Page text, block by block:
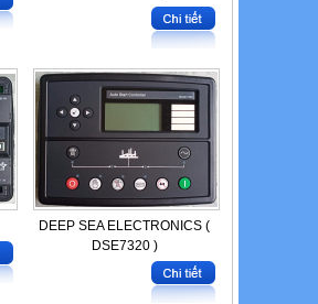
DEEP SEA ELECTRONICS (
DSE7320 )